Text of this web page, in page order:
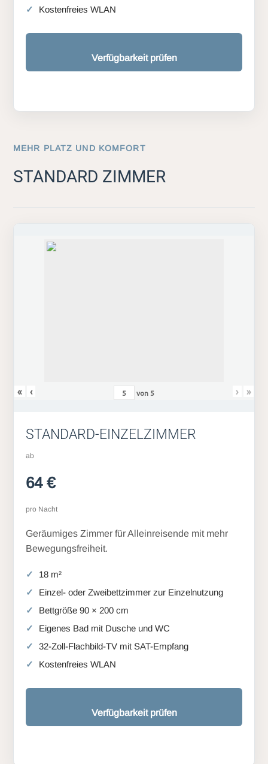
Kostenfreies WLAN
Verfügbarkeit prüfen
MEHR PLATZ UND KOMFORT
STANDARD ZIMMER
« ‹ von 5 › »
STANDARD-EINZELZIMMER
ab
64 €
pro Nacht
Geräumiges Zimmer für Alleinreisende mit mehr
Bewegungsfreiheit.
18 m²
Einzel- oder Zweibettzimmer zur Einzelnutzung
Bettgröße 90 × 200 cm
Eigenes Bad mit Dusche und WC
32-Zoll-Flachbild-TV mit SAT-Empfang
Kostenfreies WLAN
Verfügbarkeit prüfen